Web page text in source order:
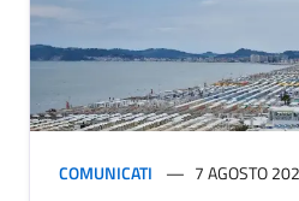
COMUNICATI 7 AGOSTO